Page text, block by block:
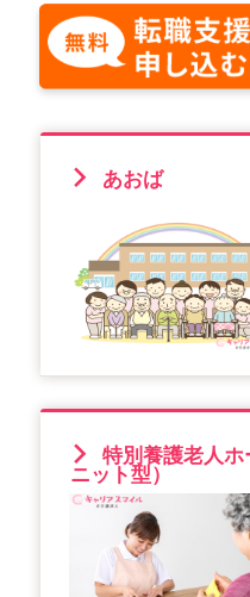
介護・看護
利
支店
会社概要 個人
あおば
特別養護老人
ニット型）